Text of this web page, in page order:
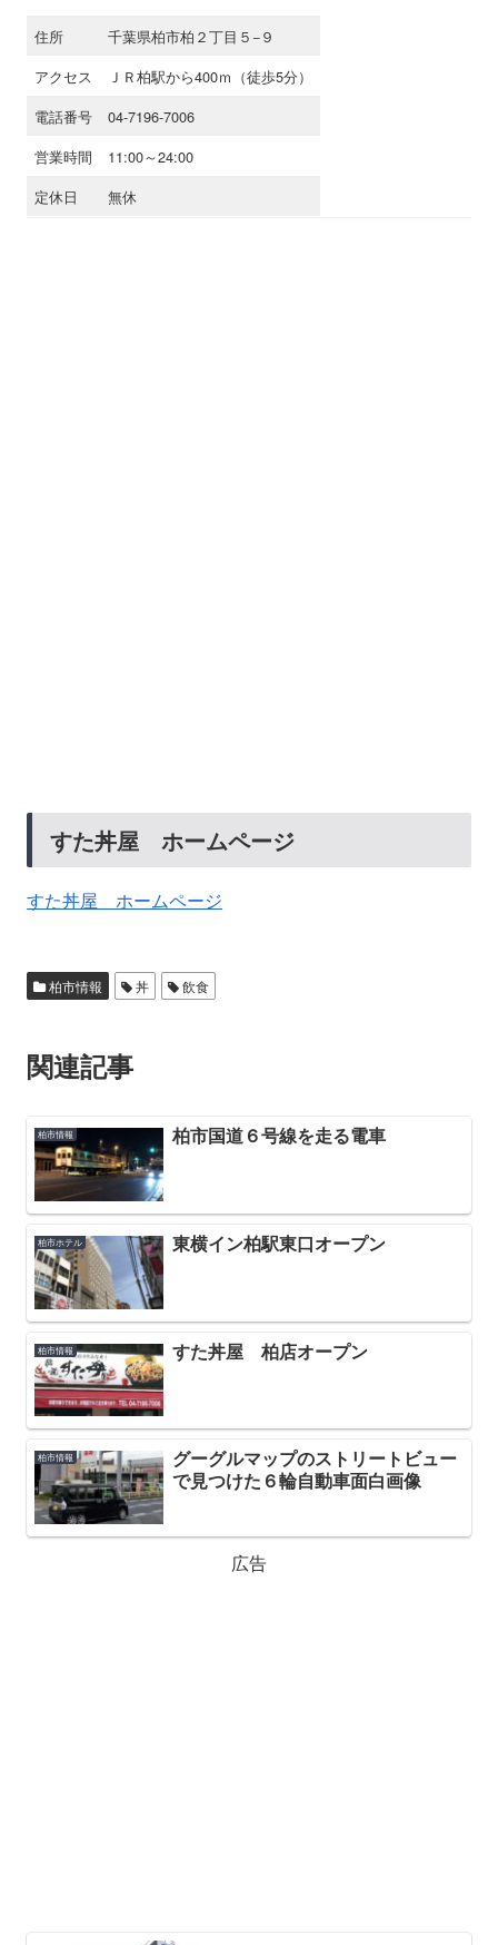
住所
千葉県柏市柏２丁目５−９
アクセス
ＪＲ柏駅から400ｍ（徒歩5分）
電話番号
04-7196-7006
営業時間
11:00～24:00
定休日
無休
すた丼屋 ホームページ
すた丼屋 ホームページ
柏市情報 丼 飲食
関連記事
柏市情報 柏市国道６号線を走る電車
柏市ホテル 東横イン柏駅東口オープン
柏市情報 すた丼屋 柏店オープン
柏市情報
グーグルマップのストリートビュー
で見つけた６輪自動車面白画像
広告